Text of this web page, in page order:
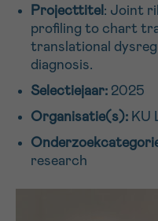
Projecttitel : Joint
profiling to chart
translational
diagnosis.
Selectiejaar: 2025
Organisatie(s): KU
research
16h-18h
Verder